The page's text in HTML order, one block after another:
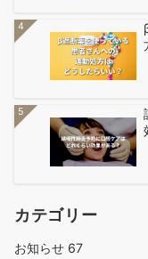
4
5
カテゴリー
お知らせ 67